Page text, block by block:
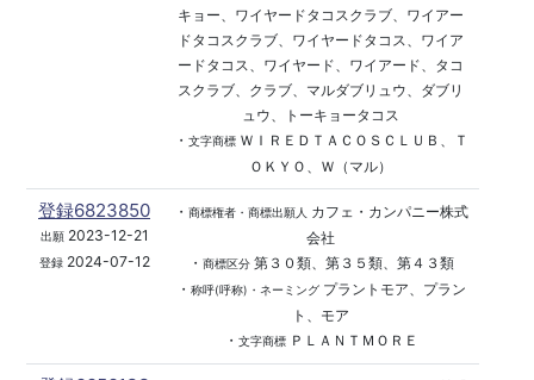
キョー、ワイヤードタコスクラブ、ワイアー
ドタコスクラブ、ワイヤードタコス、ワイア
ードタコス、ワイヤード、ワイアード、タコ
スクラブ、クラブ、マルダブリュウ、ダブリ
ュウ、トーキョータコス
・ 文字商標ＷＩＲＥＤＴＡＣＯＳＣＬＵＢ、Ｔ
ＯＫＹＯ、Ｗ（マル）
登録6823850
出願2023-12-21
登録2024-07-12
・ 商標権者・商標出願人
カフェ・カンパニー株式
会社
・ 商標区分第３０類、第３５類、第４３類
・ 称呼(呼称)・ネーミングプラントモア、プラン
ト、モア
・ 文字商標ＰＬＡＮＴＭＯＲＥ